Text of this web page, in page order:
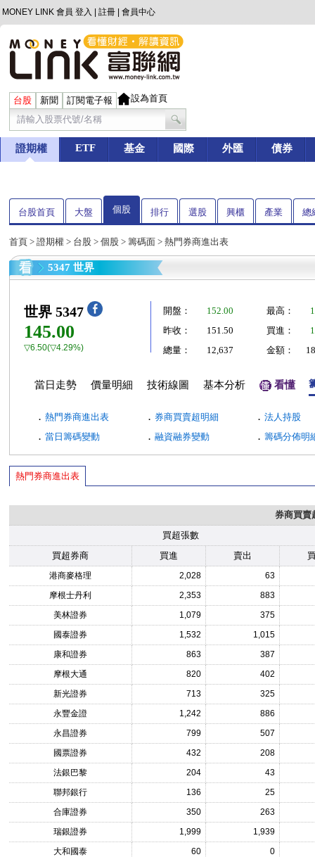
MONEY LINK 會員 登入 註冊 會員中心
台股 新聞 訂閱電子報 設為首頁
證期權 ETF 基金 國際 外匯 債券
台股首頁 大盤 個股 排行 選股 興櫃 產業 總
首頁 > 證期權 > 台股 > 個股 > 籌碼面 > 熱門券商進出表
5347 世界
世界 5347
145.00
▽6.50(▽4.29%)
開盤： 152.00 最高：
昨收：
151.50 買進：
總量：
12,637 金額：
當日走勢 價量明細 技術線圖 基本分析 看懂
． 熱門券商進出表 ． 券商買賣超明細 ． 法人持股
． 當日籌碼變動 ． 融資融券變動 ． 籌碼分佈明
熱門券商進出表
券商買賣
買超張數
買超券商
買進 賣出
港商麥格理 2,028
63
摩根士丹利
2,353
883
美林證券
1,079
375
國泰證券
1,532
1,015
康和證券
863
387
摩根大通
820
402
新光證券
713
325
永豐金證
1,242
886
永昌證券
799
507
國票證券
432
208
法銀巴黎
204
43
聯邦銀行
136
25
合庫證券
350
263
瑞銀證券
1,999
1,939
大和國泰
60
0